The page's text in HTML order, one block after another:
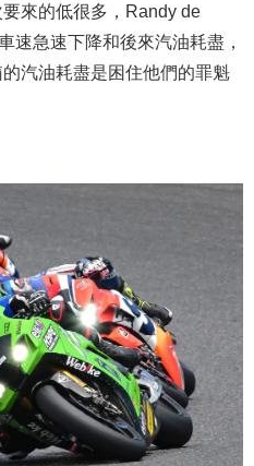
來的低很多，Randy de
速急速下降和後來汽油耗盡，
汽油耗盡是困住他們的罪魁